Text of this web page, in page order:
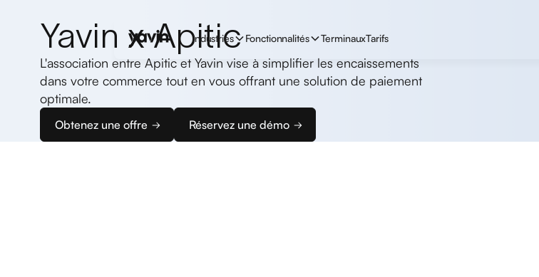
Industries Fonctionnalités TerminauxTarifs
Yavin x Apitic
L'association entre Apitic et Yavin vise à simplifier les encaissements
dans votre commerce tout en vous offrant une solution de paiement
optimale.
Obtenez une offre Réservez une démo